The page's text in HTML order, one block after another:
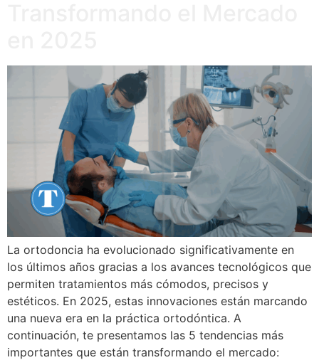
La ortodoncia ha evolucionado significativamente en
los últimos años gracias a los avances tecnológicos que
permiten tratamientos más cómodos, precisos y
estéticos. En 2025, estas innovaciones están marcando
una nueva era en la práctica ortodóntica. A
continuación, te presentamos las 5 tendencias más
importantes que están transformando el mercado: